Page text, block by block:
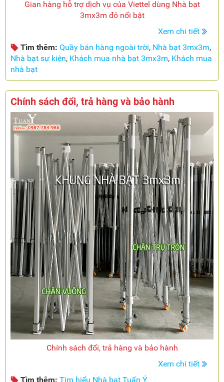
Gian hàng hỗ trợ dịch vụ của Viettel dùng Nhà bạt
3mx3m đỏ nổi bật
Xem chi tiết
Tìm thêm: Quầy bán hàng ngoài trời, Nhà bạt 3mx3m,
Nhà bạt sự kiện, Khách mua nhà bạt 3mx3m, Khách mua
nhà bạt
Chính sách đổi, trả hàng và bảo hành
Chính sách đổi, trả hàng và bảo hành
Xem chi tiết
Tìm thêm: Tìm hiểu Nhà bạt Tuấn Ý